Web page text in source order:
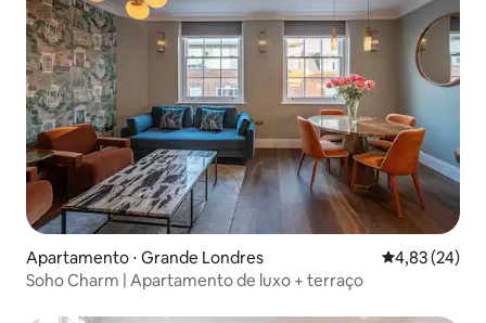
Apartamento ⋅ Grande Londres 4,83 de uma
4,83 (24)
Soho Charm | Apartamento de luxo + terraço